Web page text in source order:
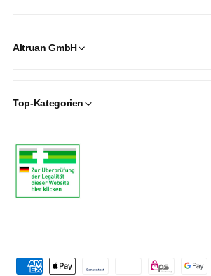
Altruan GmbH
Top-Kategorien